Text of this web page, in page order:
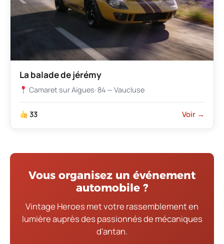
La balade de jérémy
Camaret sur Aigues· 84 — Vaucluse
33 Voir →
Vous organisez un événement
automobile ?
Vintage Heroes met votre rassemblement en
lumière auprès des passionnés de mécaniques
d'antan.